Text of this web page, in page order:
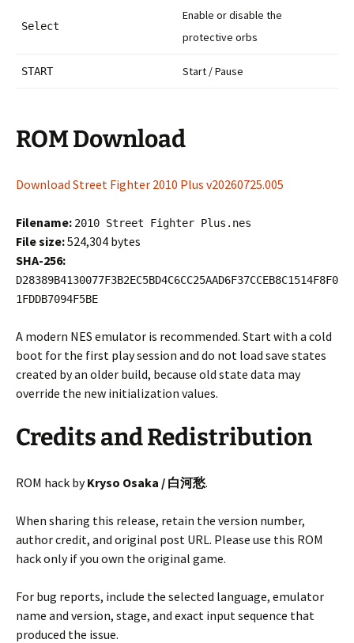
Select
Enable or disable the
protective orbs
START Start / Pause
ROM Download
Download Street Fighter 2010 Plus v20260725.005
Filename: 2010 Street Fighter Plus.nes
File size:524,304 bytes
SHA-256:
D28389B4130077F3B2EC5BD4C6CC25AAD6F37CCEB8C1514F8F0
1FDDB7094F5BE
A modern NES emulator is recommended. Start with a cold
boot for the first play session and do not load save states
created by an older build, because old state data may
override the new initialization values.
Credits and Redistribution
ROM hack byKryso Osaka / 白河愁.
When sharing this release, retain the version number,
author credit, and original post URL. Please use this ROM
hack only if you own the original game.
For bug reports, include the selected language, emulator
name and version, stage, and exact input sequence that
produced the issue.